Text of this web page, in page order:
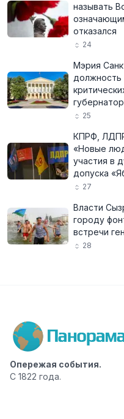
называть
отказался
24
Мэрия
должность
25
КПРФ,
«Новые
участия в
допуска
27
Власти
городу
встречи
28
Опережая события.
С 1822 года.